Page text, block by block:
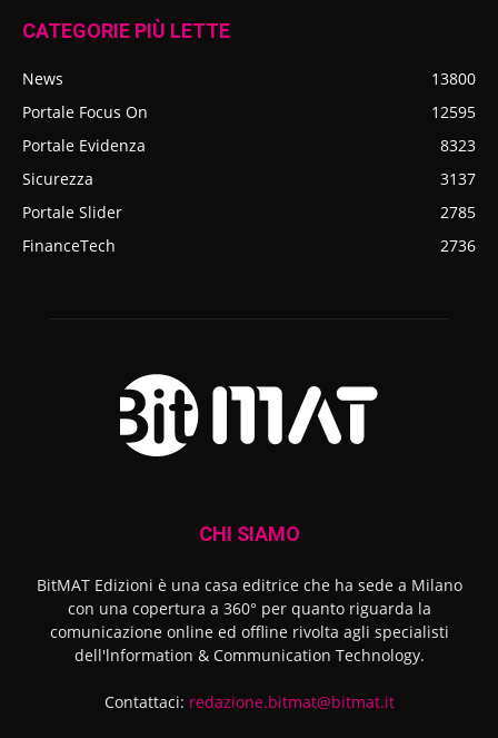
CATEGORIE PIÙ LETTE
News
13800
Portale Focus On
12595
Portale Evidenza
8323
Sicurezza
3137
Portale Slider
2785
FinanceTech
2736
CHI SIAMO
BitMAT Edizioni è una casa editrice che ha sede a Milano
con una copertura a 360° per quanto riguarda la
comunicazione online ed offline rivolta agli specialisti
dell'lnformation & Communication Technology.
Contattaci: redazione.bitmat@bitmat.it